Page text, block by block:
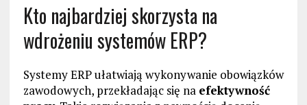
Kto najbardziej skorzysta na
wdrożeniu systemów ERP?
Systemy ERP ułatwiają wykonywanie obowiązków
zawodowych, przekładając się na efektywność